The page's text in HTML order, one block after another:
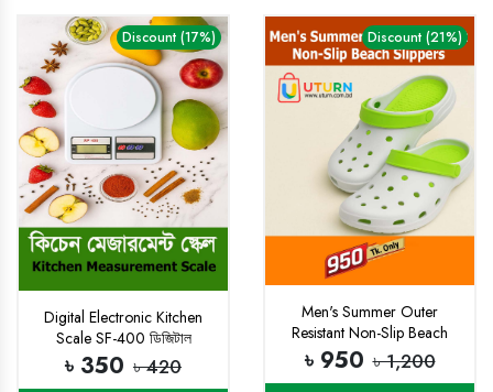
Discount (17%)
Digital Electronic Kitchen
Scale SF-400 ডিজিটাল
ইলেকট্রিক কিচেন স্কেল (মডেল
এসএফ-৪০০)
৳ 350 ৳ 420
Discount (21%)
Men's Summer Outer
Resistant Non-Slip Beach
Slippers
৳ 950 ৳ 1,200